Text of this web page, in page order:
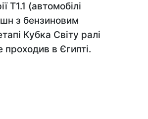
Т1.1 (автомобілі
з бензиновим
Кубка Світу ралі
проходив в Єгипті.